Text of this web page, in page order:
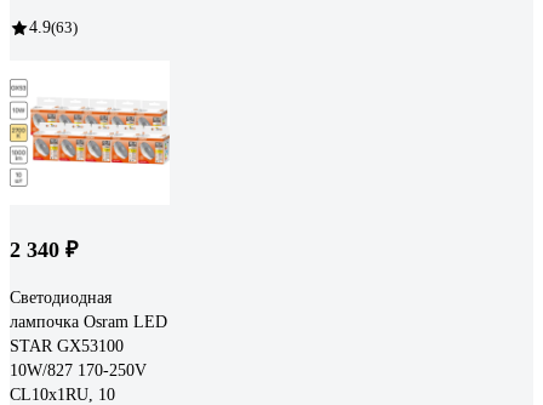
4.9(63)
2 340 ₽
Светодиодная
лампочка Osram LED
STAR GX53100
10W/827 170-250V
CL10x1RU, 10